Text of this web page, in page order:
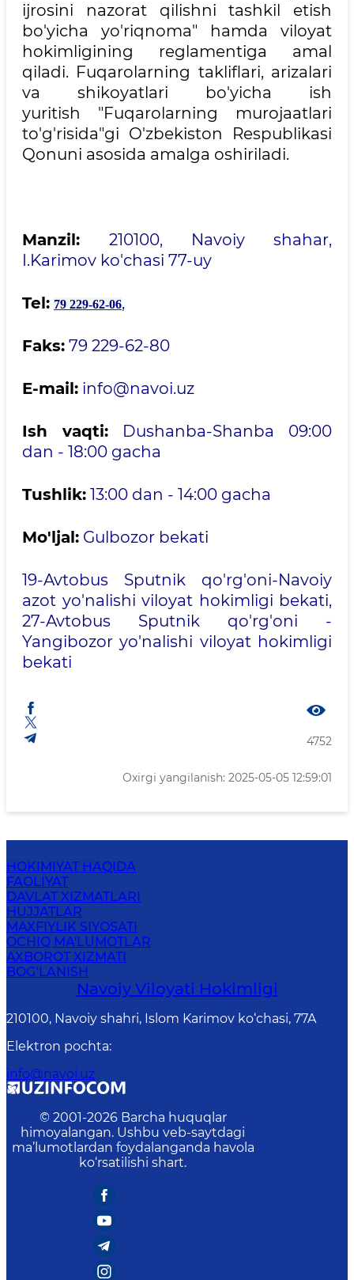
ijrosini nazorat qilishni tashkil etish
bo'yicha yo'riqnoma" hamda viloyat
hokimligining reglamentiga amal
qiladi. Fuqarolarning takliflari, arizalari
va shikoyatlari bo'yicha ish
yuritish "Fuqarolarning murojaatlari
to'g'risida"gi O'zbekiston Respublikasi
Qonuni asosida amalga oshiriladi.
Manzil: 210100, Navoiy shahar,
I.Karimov ko'chasi 77-uy
Tel: 79 229-62-06,
Faks: 79 229-62-80
E-mail: info@navoi.uz
Ish vaqti:
Dushanba-Shanba 09:00
dan - 18:00 gacha
Tushlik: 13:00 dan - 14:00 gacha
Mo'ljal: Gulbozor bekati
19-Avtobus Sputnik qo'rg'oni-Navoiy
azot yo'nalishi viloyat hokimligi bekati,
27-Avtobus Sputnik qo'rg'oni -
Yangibozor yo'nalishi viloyat hokimligi
bekati
4752
Oxirgi yangilanish: 2025-05-05 12:59:01
HOKIMIYAT HAQIDA
FAOLIYAT
DAVLAT XIZMATLARI
HUJJATLAR
MAXFIYLIK SIYOSATI
OCHIQ MA'LUMOTLAR
AXBOROT XIZMATI
BOG‘LANISH
Navoiy Vilоyati Hоkimligi
210100, Nаvоiy shаhri, Islom Karimov ko‘chаsi, 77A
Elektron pochta:
info@navoi.uz
© 2001-2026 Barcha huquqlar
himoyalangan. Ushbu veb-saytdagi
ma’lumotlardan foydalanganda havola
ko‘rsatilishi shart.